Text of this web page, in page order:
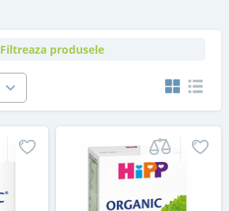
Filtreaza produsele